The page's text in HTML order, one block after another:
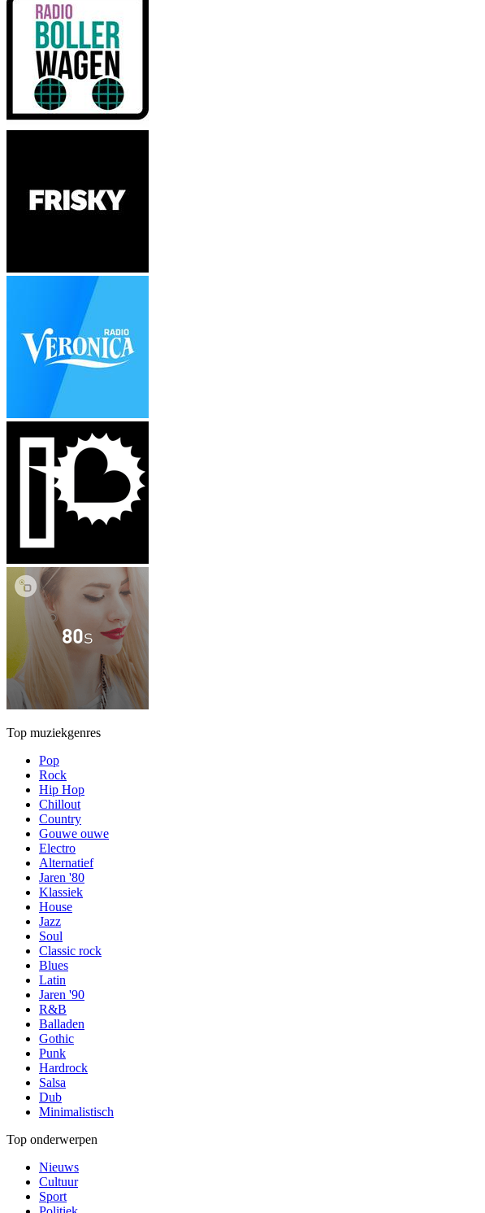
Top muziekgenres
Pop
Rock
Hip Hop
Chillout
Country
Gouwe ouwe
Electro
Alternatief
Jaren '80
Klassiek
House
Jazz
Soul
Classic rock
Blues
Latin
Jaren '90
R&B
Balladen
Gothic
Punk
Hardrock
Salsa
Dub
Minimalistisch
Top onderwerpen
Nieuws
Cultuur
Sport